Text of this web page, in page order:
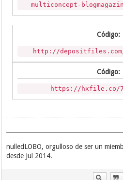
multiconcept-
Código:
http://
Código:
https://hxfile.co/
nulledLOBO, orgulloso de ser un
desde Jul 2014.